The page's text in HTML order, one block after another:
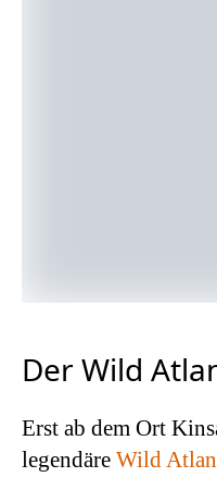
Der Wild
Erst ab dem Ort
legendäre Wild